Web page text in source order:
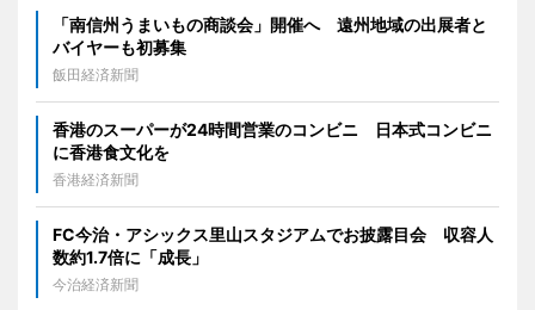
「南信州うまいもの商談会」開催へ 遠州地域の出展者と
バイヤーも初募集
飯田経済新聞
香港のスーパーが24時間営業のコンビニ 日本式コンビニ
に香港食文化を
香港経済新聞
FC今治・アシックス里山スタジアムでお披露目会 収容人
数約1.7倍に「成長」
今治経済新聞